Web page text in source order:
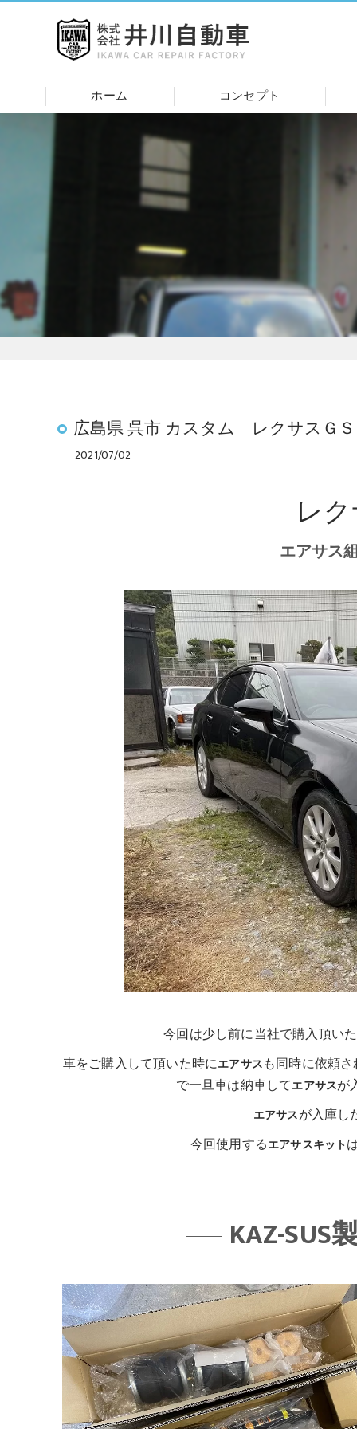
ホーム コンセプト
広島県 呉市 カスタム レクサスＧ
2021/07/02
エアサス
レ
今回は少し前に当社で購入頂いた
車をご購入して頂いた時にエアサスも同時に依頼
で一旦車は納車してエアサスが
エアサスが入庫し
今回使用するエアサスキット
KAZ-SUS